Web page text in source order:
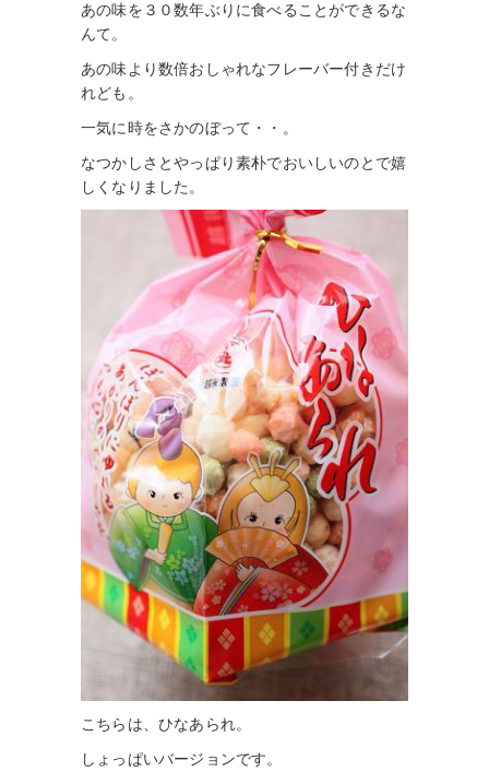
あの味を３０数年ぶりに食べることができるな
んて。
あの味より数倍おしゃれなフレーバー付きだけ
れども。
一気に時をさかのぼって・・。
なつかしさとやっぱり素朴でおいしいのとで嬉
しくなりました。
こちらは、ひなあられ。
しょっぱいバージョンです。